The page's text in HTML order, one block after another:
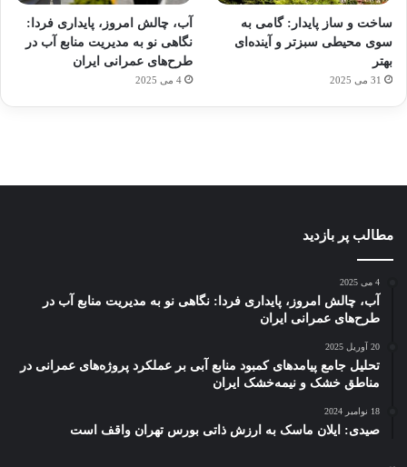
ساخت و ساز پایدار: گامی به
سوی محیطی سبزتر و آینده‌ای
بهتر
31 می 2025
آب، چالش امروز، پایداری فردا:
نگاهی نو به مدیریت منابع آب در
طرح‌های عمرانی ایران
4 می 2025
برای
کشف
توسط
ژاکت
در
مجازی
…
توسط
با
ساعت
هوشمند
با طعم
توسط
ژاکت
در
های
2023
توسط
ژاکت
مطالب پر بازدید
4 می 2025
آب، چالش امروز، پایداری فردا: نگاهی نو به مدیریت منابع آب در
طرح‌های عمرانی ایران
20 آوریل 2025
تحلیل جامع پیامدهای کمبود منابع آبی بر عملکرد پروژه‌های عمرانی در
مناطق خشک و نیمه‌خشک ایران
18 نوامبر 2024
صیدی: ایلان ماسک به ارزش ذاتی بورس تهران واقف است